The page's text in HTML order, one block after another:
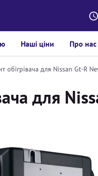
Наші ціни Про нас
обігрівача для Nissan Gt-R
для